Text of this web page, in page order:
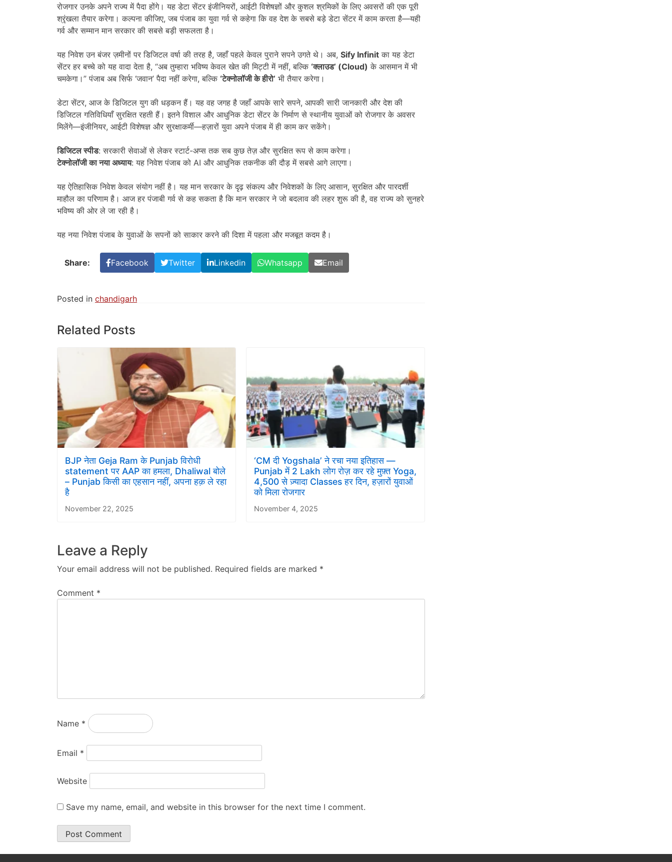
रोजगार उनके अपने राज्य में पैदा होंगे। यह डेटा सेंटर इंजीनियरों, आईटी विशेषज्ञों और कुशल श्रमिकों के लिए अवसरों की एक पूरी
श्रृंखला तैयार करेगा। कल्पना कीजिए, जब पंजाब का युवा गर्व से कहेगा कि वह देश के सबसे बड़े डेटा सेंटर में काम करता है—यही
गर्व और सम्मान मान सरकार की सबसे बड़ी सफलता है।
यह निवेश उन बंजर ज़मीनों पर डिजिटल वर्षा की तरह है, जहाँ पहले केवल पुराने सपने उगते थे। अब, Sify Infinit का यह डेटा
सेंटर हर बच्चे को यह वादा देता है, “अब तुम्हारा भविष्य केवल खेत की मिट्टी में नहीं, बल्कि ‘क्लाउड’ (Cloud) के आसमान में भी
चमकेगा।” पंजाब अब सिर्फ ‘जवान’ पैदा नहीं करेगा, बल्कि ‘टेक्नोलॉजी के हीरो’ भी तैयार करेगा।
डेटा सेंटर, आज के डिजिटल युग की धड़कन हैं। यह वह जगह है जहाँ आपके सारे सपने, आपकी सारी जानकारी और देश की
डिजिटल गतिविधियाँ सुरक्षित रहती हैं। इतने विशाल और आधुनिक डेटा सेंटर के निर्माण से स्थानीय युवाओं को रोजगार के अवसर
मिलेंगे—इंजीनियर, आईटी विशेषज्ञ और सुरक्षाकर्मी—हज़ारों युवा अपने पंजाब में ही काम कर सकेंगे।
डिजिटल स्पीड: सरकारी सेवाओं से लेकर स्टार्ट-अप्स तक सब कुछ तेज़ और सुरक्षित रूप से काम करेगा।
टेक्नोलॉजी का नया अध्याय: यह निवेश पंजाब को AI और आधुनिक तकनीक की दौड़ में सबसे आगे लाएगा।
यह ऐतिहासिक निवेश केवल संयोग नहीं है। यह मान सरकार के दृढ़ संकल्प और निवेशकों के लिए आसान, सुरक्षित और पारदर्शी
माहौल का परिणाम है। आज हर पंजाबी गर्व से कह सकता है कि मान सरकार ने जो बदलाव की लहर शुरू की है, वह राज्य को सुनहरे
भविष्य की ओर ले जा रही है।
यह नया निवेश पंजाब के युवाओं के सपनों को साकार करने की दिशा में पहला और मजबूत कदम है।
Share: Facebook Twitter Linkedin Whatsapp Email
Posted in chandigarh
Related Posts
BJP नेता Geja Ram के Punjab विरोधी
statement पर AAP का हमला, Dhaliwal बोले
– Punjab किसी का एहसान नहीं, अपना हक़ ले रहा
है
November 22, 2025
‘CM दी Yogshala’ ने रचा नया इतिहास —
Punjab में 2 Lakh लोग रोज़ कर रहे मुफ़्त Yoga,
4,500 से ज़्यादा Classes हर दिन, हज़ारों युवाओं
को मिला रोजगार
November 4, 2025
Leave a Reply
Your email address will not be published. Required fields are marked *
Comment *
Name *
Email *
Website
Save my name, email, and website in this browser for the next time I comment.